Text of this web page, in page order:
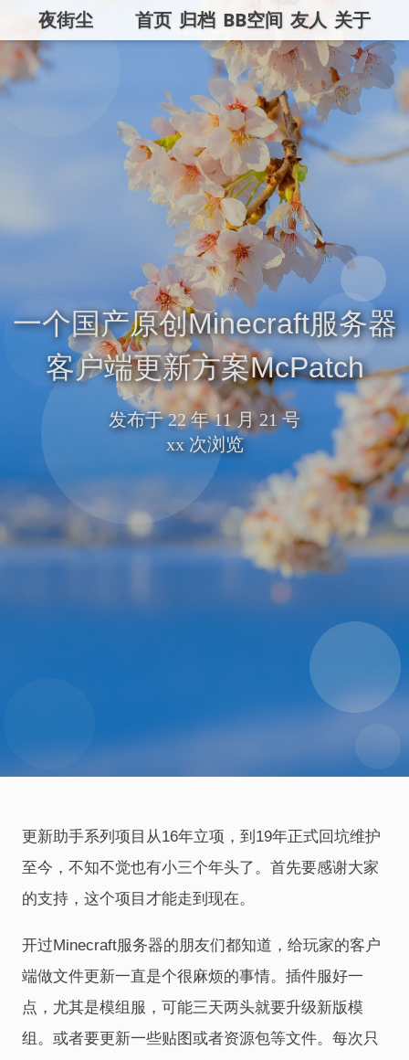
夜街尘 首页 归档 BB空间 友人 关于
一个国产原创Minecraft服务器
客户端更新方案McPatch
发布于22 年 11 月 21 号
xx次浏览
更新助手系列项目从16年立项，到19年正式回坑维护
至今，不知不觉也有小三个年头了。首先要感谢大家
的支持，这个项目才能走到现在。
开过Minecraft服务器的朋友们都知道，给玩家的客户
端做文件更新一直是个很麻烦的事情。插件服好一
点，尤其是模组服，可能三天两头就要升级新版模
组。或者要更新一些贴图或者资源包等文件。每次只